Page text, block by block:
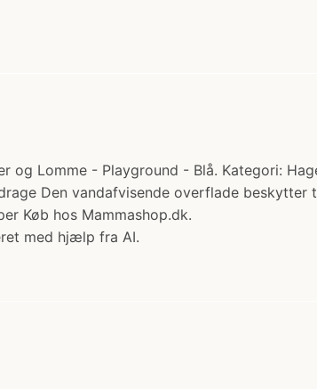
Lomme - Playground - Blå. Kategori:
Den vandafvisende overflade
Køb hos Mammashop.dk.
med hjælp fra AI.